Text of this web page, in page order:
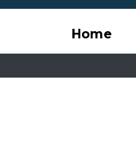
Home